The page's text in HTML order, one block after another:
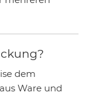
dem
Ware und